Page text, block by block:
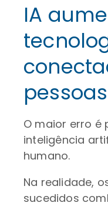
IA
pessoas
O maior erro é
inteligência
humano.
Na realidade,
sucedidos